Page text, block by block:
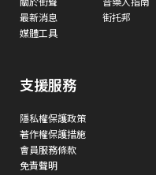
關於街聲
最新消息
媒體工具
音樂人指南
街托邦
支援服務
隱私權保護政策
著作權保護措施
會員服務條款
免責聲明